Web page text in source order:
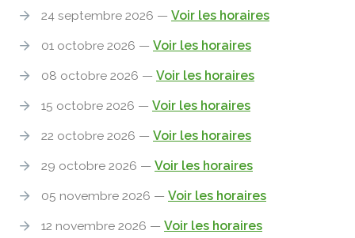
24 septembre 2026 — Voir les horaires
01 octobre 2026 — Voir les horaires
08 octobre 2026 — Voir les horaires
15 octobre 2026 — Voir les horaires
22 octobre 2026 — Voir les horaires
29 octobre 2026 — Voir les horaires
05 novembre 2026 — Voir les horaires
12 novembre 2026 — Voir les horaires